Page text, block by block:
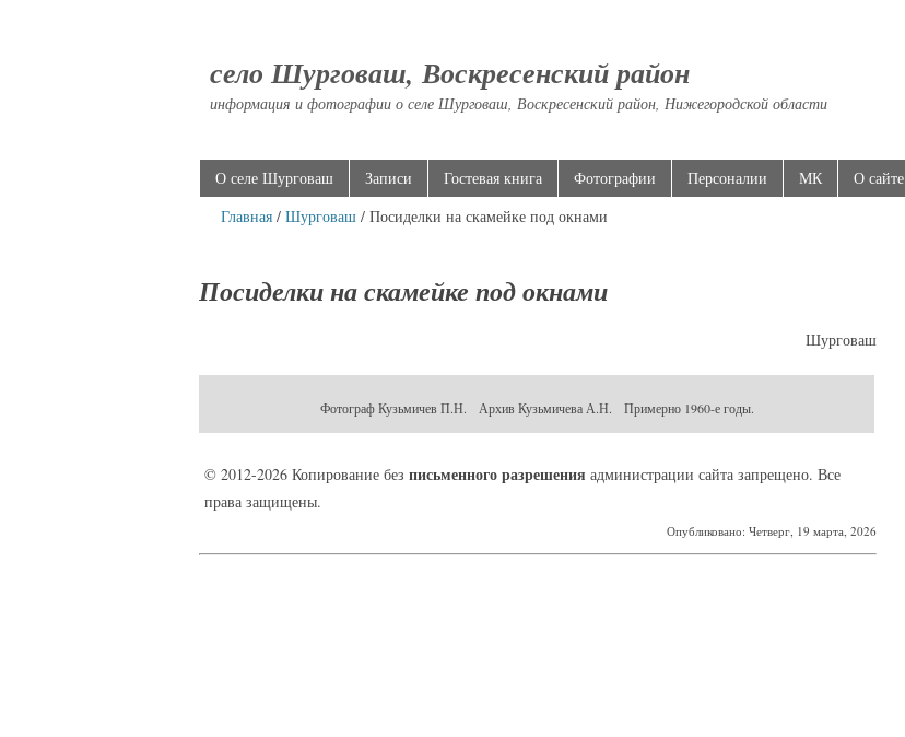
село Шурговаш, Воскресенский район
информация и фотографии о селе Шурговаш, Воскресенский район, Нижегородской области
О селе Шурговаш Записи Гостевая книга Фотографии Персоналии МК
О сайте
Главная / Шурговаш / Посиделки на скамейке под окнами
Посиделки на скамейке под окнами
Шурговаш
Фотограф Кузьмичев П.Н. Архив Кузьмичева А.Н. Примерно 1960-е годы.
© 2012-2026 Копирование без письменного разрешения администрации сайта запрещено. Все
права защищены.
Опубликовано: Четверг, 19 марта, 2026